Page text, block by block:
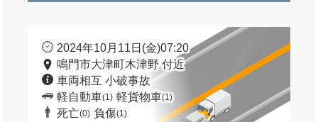
2024年10月11日(金)07:20
鳴門市大津町木津野 付近
車両相互 小破事故
軽自動車(1) 軽貨物車(1)
死亡(0) 負傷(1)